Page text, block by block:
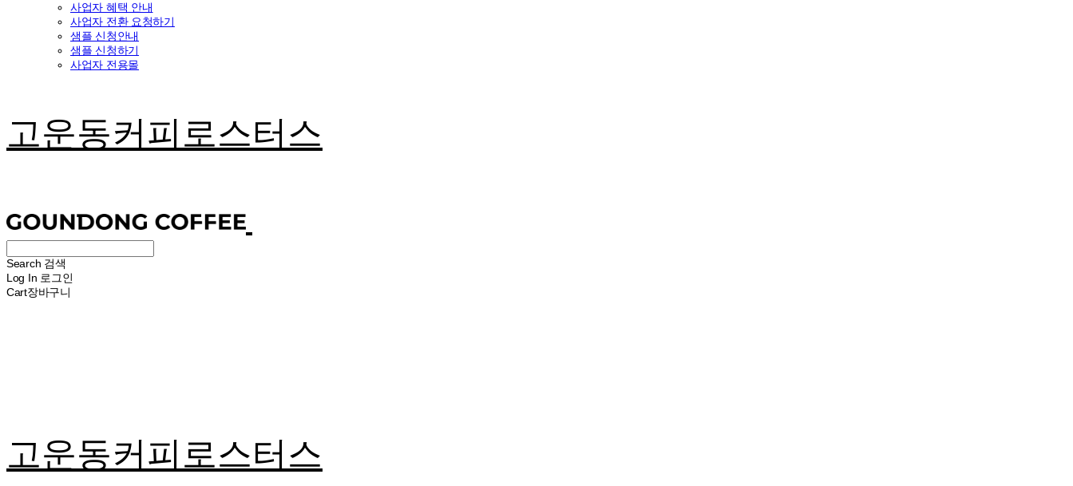
사업자 혜택 안내
사업자 전환 요청하기
샘플 신청안내
샘플 신청하기
사업자 전용몰
고운동커피로스터스
Search 검색
Log In 로그인
Cart장바구니
고운동커피로스터스